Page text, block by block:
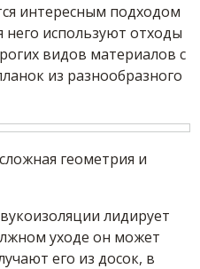
интересным подходом
него используют отходы
видов материалов с
из разнообразного
геометрия и
лидирует
уходе он может
его из досок, в